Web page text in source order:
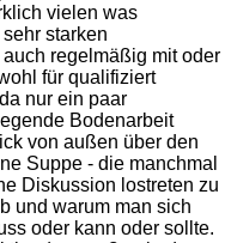
vielen was
starken
regelmäßig mit oder
für qualifiziert
nur ein paar
Bodenarbeit
von außen über den
Suppe - die manchmal
Diskussion lostreten zu
und warum man sich
oder kann oder sollte.